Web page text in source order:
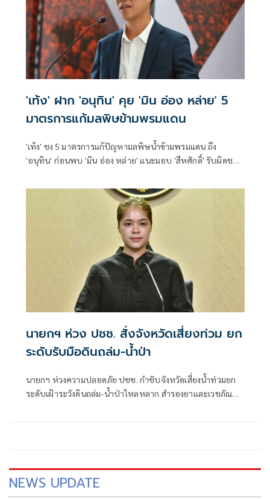
'เท้ง' ฝาก 'อนุทิน' คุย 'มิน อ่อง หล่าย' 5
มาตรการแก้มลพิษข้ามพรมแดน
'เท้ง' ชง 5 มาตรการแก้ปัญหามลพิษน้ำข้ามพรมแดน ถึง
'อนุทิน' ก่อนพบ 'มิน อ่อง หล่าย' แนะมอบ 'สีหศักดิ์' รับผิดชอบ
นายกฯ ห่วง ปชช. สั่งจังหวัดเสี่ยงท่วม ยก
ระดับรับมือดินถล่ม-น้ำป่า
นายกฯ ห่วงความปลอดภัย ปชช. กำชับจังหวัดเสี่ยงน้ำท่วมยก
ระดับเฝ้าระวังดินถล่ม-น้ำป่าไหลหลาก สำรองยาและเวชภัณฑ์
NEWS UPDATE